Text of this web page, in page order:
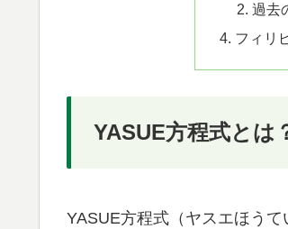
過去
フィリ
YASUE方程式とは
YASUE方程式（ヤスエほうて